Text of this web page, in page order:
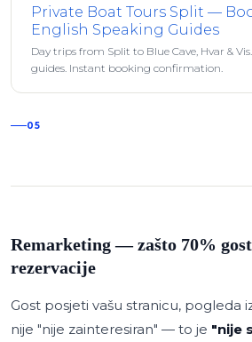
Private Boat Tours Split —
English Speaking Guides
Day trips from Split to Blue Cave, Hvar &
guides. Instant booking confirmation.
05
Remarketing — zašto 70%
rezervacije
Gost posjeti vašu stranicu, pogleda
nije "nije zainteresiran" — to je "nije